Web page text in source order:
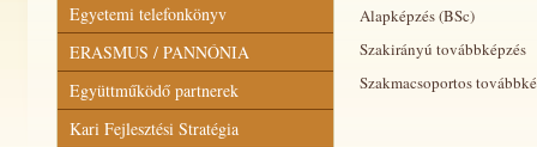
Egyetemi telefonkönyv
ERASMUS / PANNÓNIA
Együttműködő partnerek
Kari Fejlesztési Stratégia
Alapképzés (BSc)
Szakirányú továbbképzés
Szakmacsoportos